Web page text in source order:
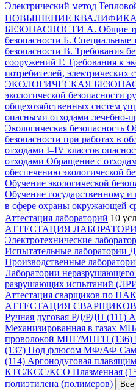
Электрический метод
ПОВЫШЕНИЕ
БЕЗОПАСНОСТИ А. Общие
безопасности Б. Специальные
безопасности В. Требования
сооружений Г. Требования к
потребителей, электрических
ЭКОЛОГИЧЕСКАЯ
экологической безопасности
общехозяйственных систем
опасными отходами лечебно-
Экологическая безопасность
безопасности при работах в
отходами I–IV классов
отходами Обращение с
обеспечению экологической
Обучение экологической
Обучение государственному
в сфере охраны окружающей
Аттестация лабораторий 10
АТТЕСТАЦИЯ
Электротехнические
Испытательные лаборатории
Производственные
Лаборатории
разрушающих испытаний
Аттестация сварщиков по
АТТЕСТАЦИЯ
Ручная дуговая РД/РДН (111)
Механизированная в газах
проволокой МПГ/МПГН (136)
(137) Под флюсом МФ/АФ
(114) Аргонодуговая
КТС/КСС/КСО Плазменная
полиэтилена (полимеров)
Все